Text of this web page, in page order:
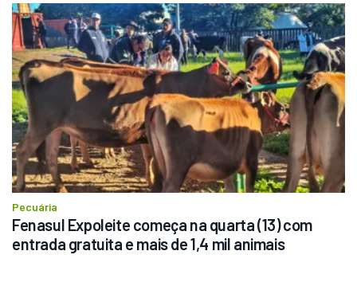
Pecuária
Fenasul Expoleite começa na quarta (13) com
entrada gratuita e mais de 1,4 mil animais